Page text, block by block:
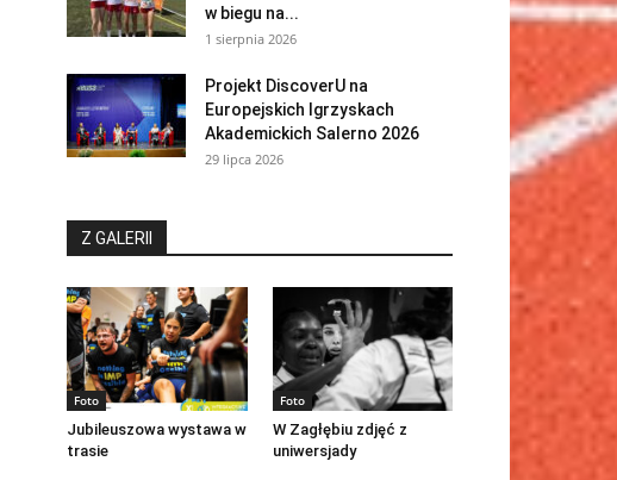
w biegu na...
1 sierpnia 2026
Projekt DiscoverU na
Europejskich Igrzyskach
Akademickich Salerno 2026
29 lipca 2026
Z GALERII
Foto
Jubileuszowa wystawa w
trasie
Foto
W Zagłębiu zdjęć z
uniwersjady